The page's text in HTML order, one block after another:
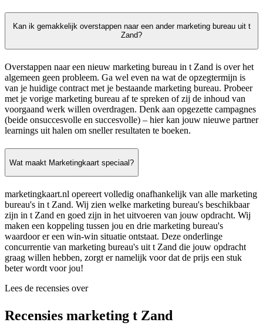
Kan ik gemakkelijk overstappen naar een ander marketing bureau uit t
Zand?
Overstappen naar een nieuw marketing bureau in t Zand is over het
algemeen geen probleem. Ga wel even na wat de opzegtermijn is
van je huidige contract met je bestaande marketing bureau. Probeer
met je vorige marketing bureau af te spreken of zij de inhoud van
voorgaand werk willen overdragen. Denk aan opgezette campagnes
(beide onsuccesvolle en succesvolle) – hier kan jouw nieuwe partner
learnings uit halen om sneller resultaten te boeken.
Wat maakt Marketingkaart speciaal?
marketingkaart.nl opereert volledig onafhankelijk van alle marketing
bureau's in t Zand. Wij zien welke marketing bureau's beschikbaar
zijn in t Zand en goed zijn in het uitvoeren van jouw opdracht. Wij
maken een koppeling tussen jou en drie marketing bureau's
waardoor er een win-win situatie ontstaat. Deze onderlinge
concurrentie van marketing bureau's uit t Zand die jouw opdracht
graag willen hebben, zorgt er namelijk voor dat de prijs een stuk
beter wordt voor jou!
Lees de recensies over
Recensies marketing t Zand